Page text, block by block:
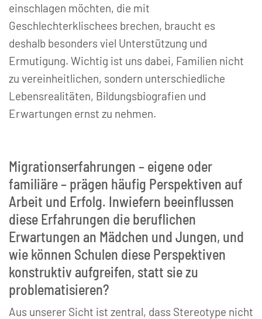
einschlagen möchten, die mit
Geschlechterklischees brechen, braucht es
deshalb besonders viel Unterstützung und
Ermutigung. Wichtig ist uns dabei, Familien nicht
zu vereinheitlichen, sondern unterschiedliche
Lebensrealitäten, Bildungsbiografien und
Erwartungen ernst zu nehmen.
Migrationserfahrungen – eigene oder
familiäre – prägen häufig Perspektiven auf
Arbeit und Erfolg. Inwiefern beeinflussen
diese Erfahrungen die beruflichen
Erwartungen an Mädchen und Jungen, und
wie können Schulen diese Perspektiven
konstruktiv aufgreifen, statt sie zu
problematisieren?
Aus unserer Sicht ist zentral, dass Stereotype nicht